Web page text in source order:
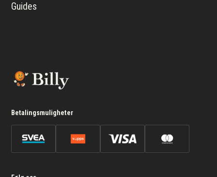
Guides
Betalingsmuligheter